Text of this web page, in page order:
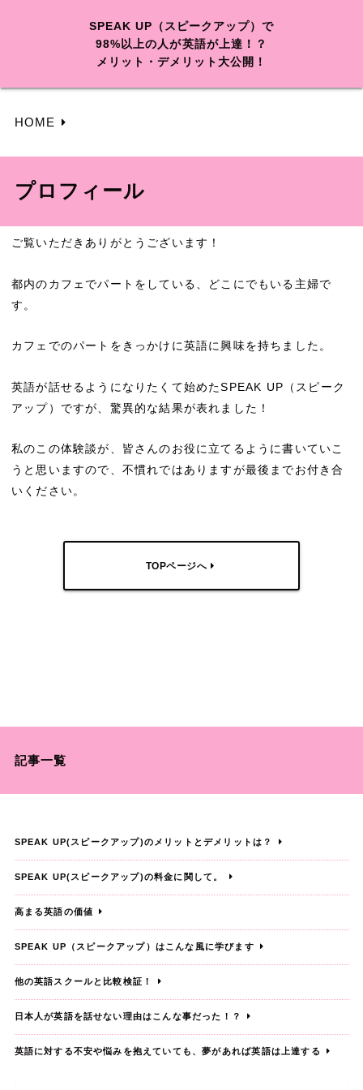
SPEAK UP（スピークアップ）で
98%以上の人が英語が上達！？
メリット・デメリット大公開！
HOME
プロフィール
ご覧いただきありがとうございます！
都内のカフェでパートをしている、どこにでもいる主婦で
す。
カフェでのパートをきっかけに英語に興味を持ちました。
英語が話せるようになりたくて始めたSPEAK UP（スピーク
アップ）ですが、驚異的な結果が表れました！
私のこの体験談が、皆さんのお役に立てるように書いていこ
うと思いますので、不慣れではありますが最後までお付き合
いください。
TOPページへ
記事一覧
SPEAK UP(スピークアップ)のメリットとデメリットは？
SPEAK UP(スピークアップ)の料金に関して。
高まる英語の価値
SPEAK UP（スピークアップ）はこんな風に学びます
他の英語スクールと比較検証！
日本人が英語を話せない理由はこんな事だった！？
英語に対する不安や悩みを抱えていても、夢があれば英語は上達する